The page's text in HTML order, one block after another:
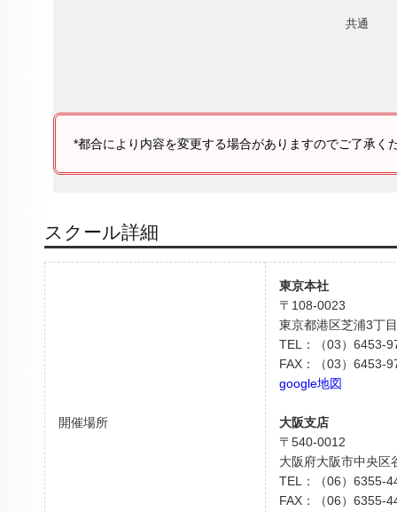
共通
*都合により内容を変更する場合がありますのでご了承く
スクール詳細
開催場所
東京本社
〒108-0023
東京都港区芝浦3丁
TEL：（03）6453-
FAX：（03）6453-
google地図
大阪支店
〒540-0012
大阪府大阪市中央
TEL：（06）6355-
FAX：（06）6355-